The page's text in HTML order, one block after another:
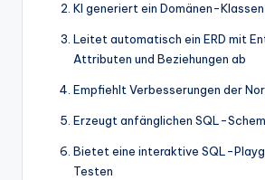
KI generiert ein Domänen-
Leitet automatisch ein ERD mit
Attributen und Beziehungen ab
Empfiehlt Verbesserungen der
Erzeugt anfänglichen SQL-
Bietet eine interaktive SQL-
Testen